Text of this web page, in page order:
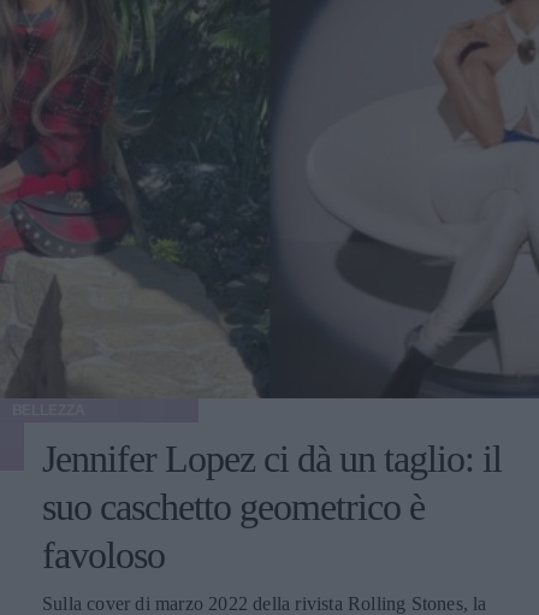
Jennifer Lopez ci dà un taglio: il
suo caschetto geometrico è
favoloso
Sulla cover di marzo 2022 della rivista Rolling Stones, la